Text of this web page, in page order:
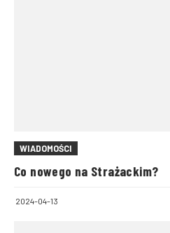
WIADOMOŚCI
Co nowego na Strażackim?
2024-04-13